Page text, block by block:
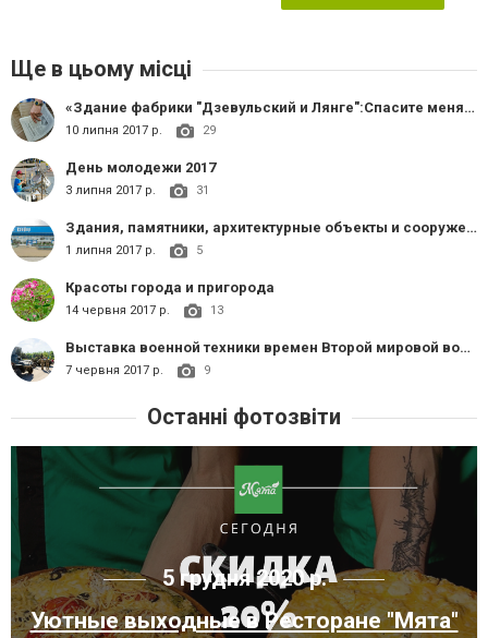
Ще в цьому місці
«Здание фабрики "Дзевульский и Лянге":Спасите меня, Славянцы!».
10 липня 2017 р. 29
День молодежи 2017
3 липня 2017 р. 31
Здания, памятники, архитектурные объекты и сооружения
1 липня 2017 р. 5
Красоты города и пригорода
14 червня 2017 р. 13
Выставка военной техники времен Второй мировой войны
7 червня 2017 р. 9
Останні фотозвіти
5 грудня 2020 р.
Уютные выходные в Ресторане "Мята"